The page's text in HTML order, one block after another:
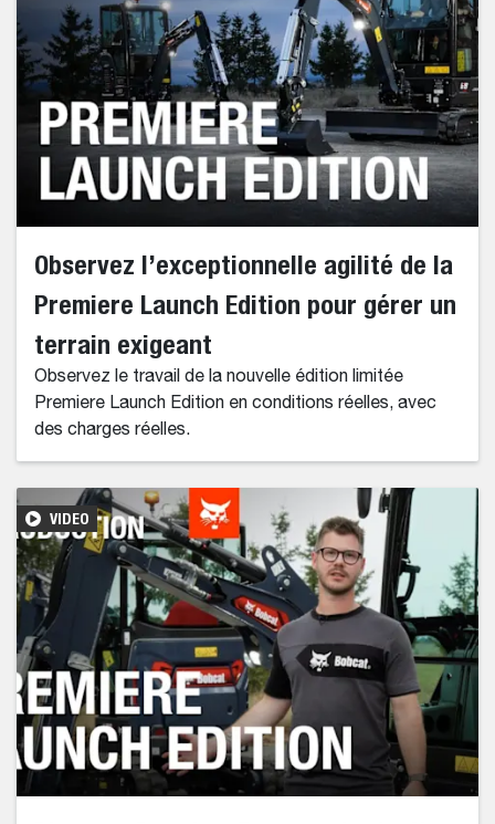
Observez l’exceptionnelle agilité de la
Premiere Launch Edition pour gérer un
terrain exigeant
Observez le travail de la nouvelle édition limitée
Premiere Launch Edition en conditions réelles, avec
des charges réelles.
VIDEO